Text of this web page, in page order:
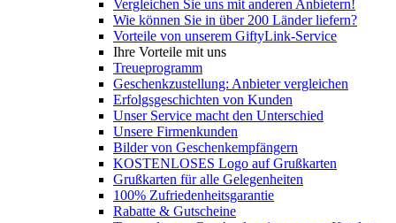
Vergleichen Sie uns mit anderen Anbietern!
Wie können Sie in über 200 Länder liefern?
Vorteile von unserem GiftyLink-Service
Ihre Vorteile mit uns
Treueprogramm
Geschenkzustellung: Anbieter vergleichen
Erfolgsgeschichten von Kunden
Unser Service macht den Unterschied
Unsere Firmenkunden
Bilder von Geschenkempfängern
KOSTENLOSES Logo auf Grußkarten
Grußkarten für alle Gelegenheiten
100% Zufriedenheitsgarantie
Rabatte & Gutscheine